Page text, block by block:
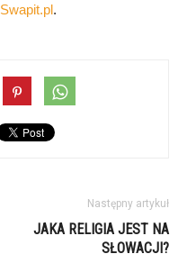
Swapit.pl.
Następny artykuł
JAKA RELIGIA JEST NA
SŁOWACJI?